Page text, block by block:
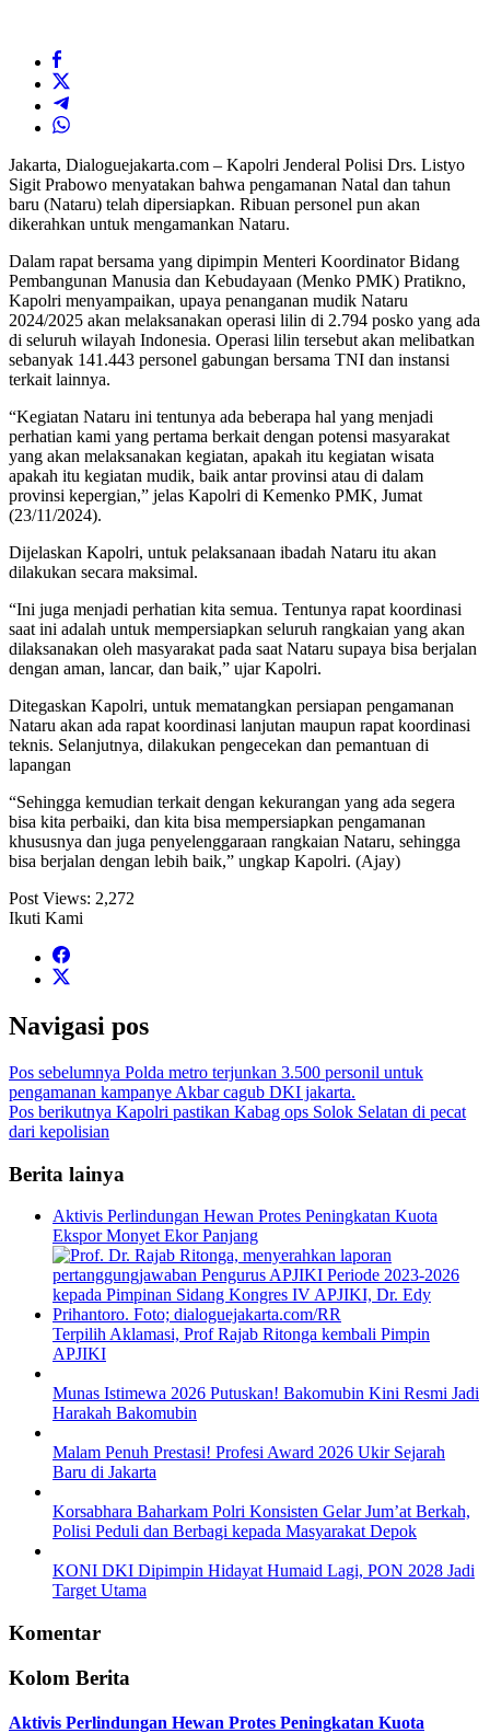
Jakarta, Dialoguejakarta.com – Kapolri Jenderal Polisi Drs. Listyo
Sigit Prabowo menyatakan bahwa pengamanan Natal dan tahun
baru (Nataru) telah dipersiapkan. Ribuan personel pun akan
dikerahkan untuk mengamankan Nataru.
Dalam rapat bersama yang dipimpin Menteri Koordinator Bidang
Pembangunan Manusia dan Kebudayaan (Menko PMK) Pratikno,
Kapolri menyampaikan, upaya penanganan mudik Nataru
2024/2025 akan melaksanakan operasi lilin di 2.794 posko yang ada
di seluruh wilayah Indonesia. Operasi lilin tersebut akan melibatkan
sebanyak 141.443 personel gabungan bersama TNI dan instansi
terkait lainnya.
“Kegiatan Nataru ini tentunya ada beberapa hal yang menjadi
perhatian kami yang pertama berkait dengan potensi masyarakat
yang akan melaksanakan kegiatan, apakah itu kegiatan wisata
apakah itu kegiatan mudik, baik antar provinsi atau di dalam
provinsi kepergian,” jelas Kapolri di Kemenko PMK, Jumat
(23/11/2024).
Dijelaskan Kapolri, untuk pelaksanaan ibadah Nataru itu akan
dilakukan secara maksimal.
“Ini juga menjadi perhatian kita semua. Tentunya rapat koordinasi
saat ini adalah untuk mempersiapkan seluruh rangkaian yang akan
dilaksanakan oleh masyarakat pada saat Nataru supaya bisa berjalan
dengan aman, lancar, dan baik,” ujar Kapolri.
Ditegaskan Kapolri, untuk mematangkan persiapan pengamanan
Nataru akan ada rapat koordinasi lanjutan maupun rapat koordinasi
teknis. Selanjutnya, dilakukan pengecekan dan pemantuan di
lapangan
“Sehingga kemudian terkait dengan kekurangan yang ada segera
bisa kita perbaiki, dan kita bisa mempersiapkan pengamanan
khususnya dan juga penyelenggaraan rangkaian Nataru, sehingga
bisa berjalan dengan lebih baik,” ungkap Kapolri. (Ajay)
Post Views: 2,272
Ikuti Kami
Navigasi pos
Pos sebelumnya Polda metro terjunkan 3.500 personil untuk
pengamanan kampanye Akbar cagub DKI jakarta.
Pos berikutnya Kapolri pastikan Kabag ops Solok Selatan di pecat
dari kepolisian
Berita lainya
Aktivis Perlindungan Hewan Protes Peningkatan Kuota
Ekspor Monyet Ekor Panjang
Terpilih Aklamasi, Prof Rajab Ritonga kembali Pimpin
APJIKI
Munas Istimewa 2026 Putuskan! Bakomubin Kini Resmi Jadi
Harakah Bakomubin
Malam Penuh Prestasi! Profesi Award 2026 Ukir Sejarah
Baru di Jakarta
Korsabhara Baharkam Polri Konsisten Gelar Jum’at Berkah,
Polisi Peduli dan Berbagi kepada Masyarakat Depok
KONI DKI Dipimpin Hidayat Humaid Lagi, PON 2028 Jadi
Target Utama
Komentar
Kolom Berita
Aktivis Perlindungan Hewan Protes Peningkatan Kuota